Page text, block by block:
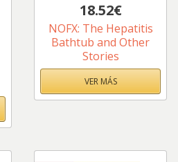
18.52€
NOFX: The Hepatitis
Bathtub and Other
Stories
VER MÁS